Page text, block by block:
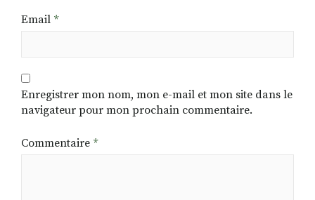
Email *
Enregistrer mon nom, mon e-mail et mon site dans le
navigateur pour mon prochain commentaire.
Commentaire *